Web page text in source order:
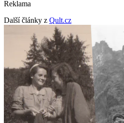
Reklama
Další články z Qult.cz